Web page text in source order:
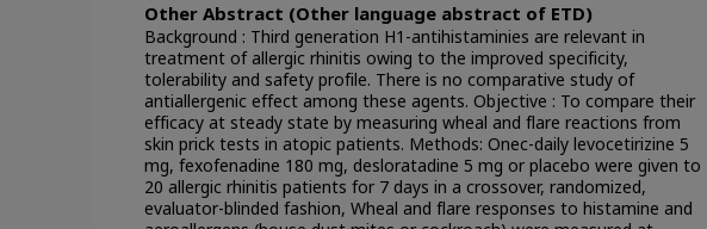
Other Abstract (Other language abstract of ETD)
Background : Third generation H1-antihistaminies are relevant in
treatment of allergic rhinitis owing to the improved specificity,
tolerability and safety profile. There is no comparative study of
antiallergenic effect among these agents. Objective : To compare their
efficacy at steady state by measuring wheal and flare reactions from
skin prick tests in atopic patients. Methods: Onec-daily levocetirizine 5
mg, fexofenadine 180 mg, desloratadine 5 mg or placebo were given to
20 allergic rhinitis patients for 7 days in a crossover, randomized,
evaluator-blinded fashion, Wheal and flare responses to histamine and